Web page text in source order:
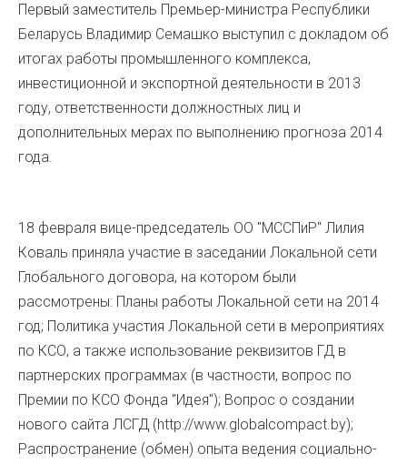
Первый заместитель Премьер-министра Республики
Беларусь Владимир Семашко выступил с докладом об
итогах работы промышленного комплекса,
инвестиционной и экспортной деятельности в 2013
году, ответственности должностных лиц и
дополнительных мерах по выполнению прогноза 2014
года.
18 февраля вице-председатель ОО "МССПиР" Лилия
Коваль приняла участие в заседании Локальной сети
Глобального договора, на котором были
рассмотрены: Планы работы Локальной сети на 2014
год; Политика участия Локальной сети в мероприятиях
по КСО, а также использование реквизитов ГД в
партнерских программах (в частности, вопрос по
Премии по КСО Фонда "Идея"); Вопрос о создании
нового сайта ЛСГД (http://www.globalcompact.by);
Распространение (обмен) опыта ведения социально-